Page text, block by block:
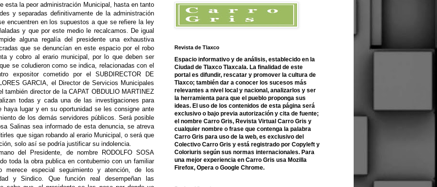
esta la peor administración Municipal, hasta en tanto
y separadas definitivamente de la administración
encuentren en los supuestos a que se refiere la ley
y que por este medio le recalcamos. De igual
alguna regalía del presidente una exhaustiva
que se denuncían en este espacio por el robo
y cobro al erario municipal, por lo que deben ser
se coludieron como se indica, relacionadas con el
expositor cometido por el SUBDIRECTOR DE
GARCIA, el Director de Servicios Municipales
también director de la CAPAT OBDULIO MARTINEZ
todas y cada una de las investigaciones para
haya lugar y en su oportunidad se les consigne ante
de los demás servidores públicos. Será posible
Salinas sea informado de esta denuncia, se atreva
que sigan robando al erario Municipal, o será que
solo así se podría justificar su indolencia.
del Presidente, de nombre RODOLFO SOSA
toda la obra publica en contubernio con un familiar
merece especial seguimiento y atención, de los
y Sindico. Que función real desempeñan las
Revista de Tlaxco
Espacio informativo y de análisis, establecido en la
Ciudad de Tlaxco Tlaxcala. La finalidad de este
portal es difundir, rescatar y promover la cultura de
Tlaxco; también dar a conocer los sucesos más
relevantes a nivel local y nacional, analizarlos y ser
la herramienta para que el pueblo proponga sus
ideas. El uso de los contenidos de esta página será
exclusivo o bajo previa autorización y cita de fuente;
el nombre Carro Gris, Revista Virtual Carro Gris y
cualquier nombre o frase que contenga la palabra
Carro Gris para uso de la web, es exclusivo del
Colectivo Carro Gris y está registrado por Copyleft y
Coloriuris según sus normas internacionales. Para
una mejor experiencia en Carro Gris usa Mozilla
Firefox, Opera o Google Chrome.